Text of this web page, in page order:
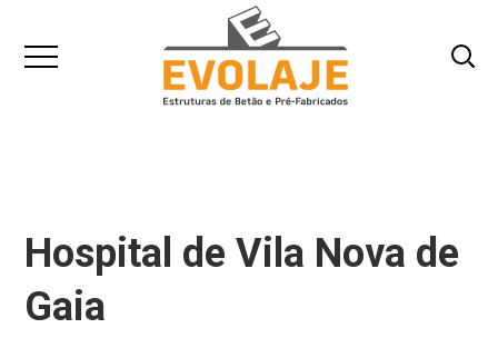
Hospital de Vila Nova de
Gaia